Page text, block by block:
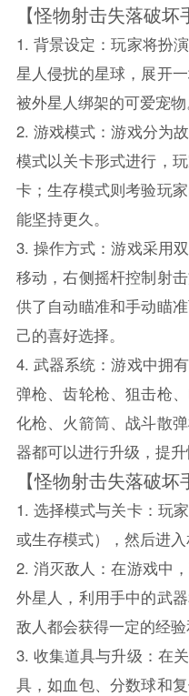
【怪物射击失落破坏
1. 背景设定：玩家将扮
星人侵扰的星球，展开
被外星人绑架的可爱宠物
2. 游戏模式：游戏分为
模式以关卡形式进行，
卡；生存模式则考验玩
能坚持更久。
3. 操作方式：游戏采用
移动，右侧摇杆控制射
供了自动瞄准和手动瞄
己的喜好选择。
4. 武器系统：游戏中拥
弹枪、齿轮枪、狙击枪
化枪、火箭筒、战斗散
器都可以进行升级，提升
【怪物射击失落破坏
1. 选择模式与关卡：玩
或生存模式），然后进入
2. 消灭敌人：在游戏中
外星人，利用手中的武
敌人都会获得一定的经验
3. 收集道具与升级：在
具，如血包、分数球和